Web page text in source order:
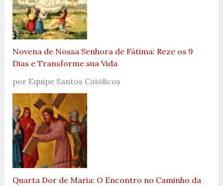
Novena de Nossa Senhora de Fátima: Reze os 9
Dias e Transforme sua Vida
por Equipe Santos Católicos
Quarta Dor de Maria: O Encontro no Caminho da